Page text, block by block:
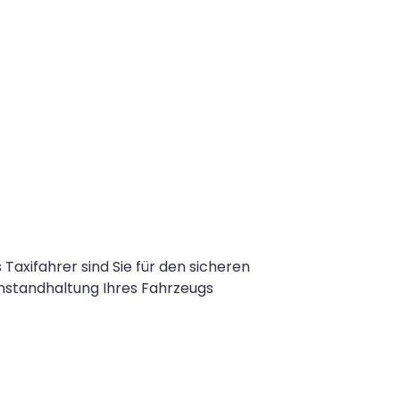
sind Sie für den sicheren
Ihres Fahrzeugs